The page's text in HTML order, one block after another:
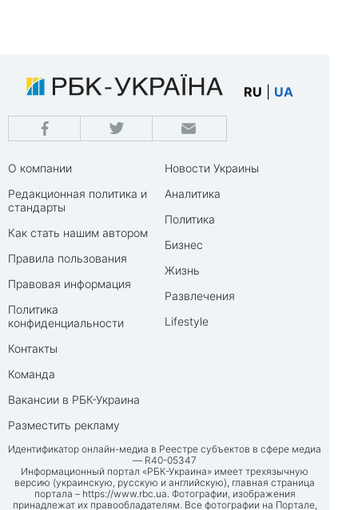
RU UA
О компании
Редакционная политика и
стандарты
Как стать нашим автором
Правила пользования
Правовая информация
Политика
конфиденциальности
Контакты
Команда
Вакансии в РБК-Украина
Разместить рекламу
Новости Украины
Аналитика
Политика
Бизнес
Жизнь
Развлечения
Lifestyle
Идентификатор онлайн-медиа в Реестре субъектов в сфере медиа
— R40-05347
Информационный портал «РБК-Украина» имеет трехязычную
версию (украинскую, русскую и английскую), главная страница
портала – https://www.rbc.ua. Фотографии, изображения
принадлежат их правообладателям. Все фотографии на Портале,